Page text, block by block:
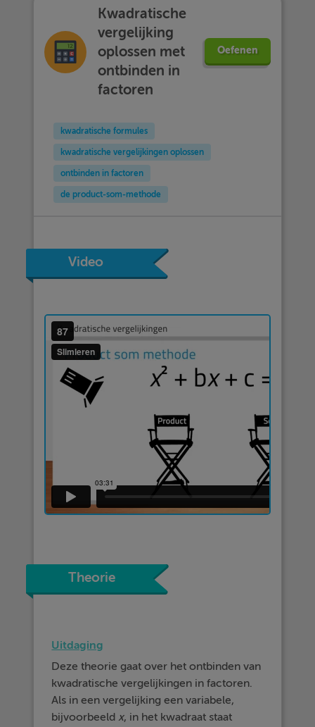
Kwadratische
vergelijking
oplossen met
ontbinden in
factoren
Oefenen
kwadratische formules
kwadratische vergelijkingen oplossen
ontbinden in factoren
de product-som-methode
Video
Theorie
Uitdaging
Deze theorie gaat over het ontbinden van
kwadratische vergelijkingen in factoren.
Als in een vergelijking een variabele,
bijvoorbeeld x, in het kwadraat staat